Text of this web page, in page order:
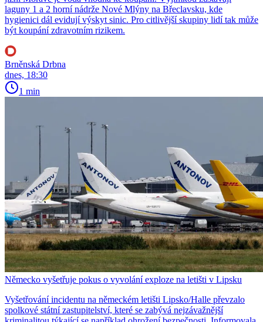
laguny 1 a 2 horní nádrže Nové Mlýny na Břeclavsku, kde
hygienici dál evidují výskyt sinic. Pro citlivější skupiny lidí tak může
být koupání zdravotním rizikem.
Brněnská Drbna
dnes, 18:30
1 min
Německo vyšetřuje pokus o vyvolání exploze na letišti v Lipsku
Vyšetřování incidentu na německém letišti Lipsko/Halle převzalo
spolkové státní zastupitelství, které se zabývá nejzávažnější